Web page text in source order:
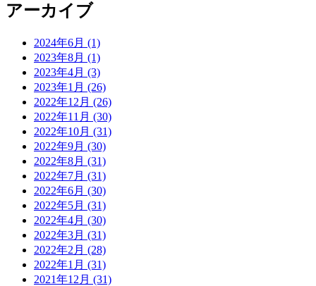
アーカイブ
2024年6月 (1)
2023年8月 (1)
2023年4月 (3)
2023年1月 (26)
2022年12月 (26)
2022年11月 (30)
2022年10月 (31)
2022年9月 (30)
2022年8月 (31)
2022年7月 (31)
2022年6月 (30)
2022年5月 (31)
2022年4月 (30)
2022年3月 (31)
2022年2月 (28)
2022年1月 (31)
2021年12月 (31)